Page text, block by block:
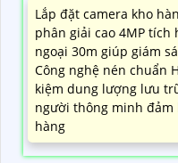
Lắp đặt camera kho
phân giải cao 4MP tích
ngoại 30m giúp giám
Công nghệ nén chuẩn
kiệm dung lượng lưu
người thông minh đảm
hàng